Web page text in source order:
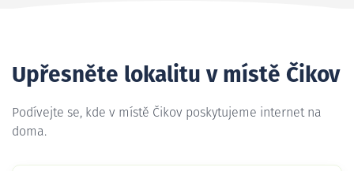
Upřesněte lokalitu v místě Čikov
Podívejte se, kde v místě Čikov poskytujeme internet na
doma.